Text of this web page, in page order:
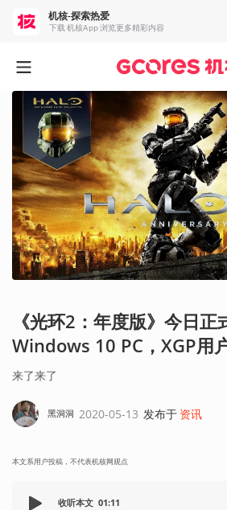
《光环2：年度版》今日正
Windows 10 PC，XGP用
来了来了
黑洞洞 2020-05-13 发布于 资讯
本文系用户投稿，不代表机核网观点
收听本文 01:11
机核-探索热爱
下载 机核App 浏览更多精彩内容